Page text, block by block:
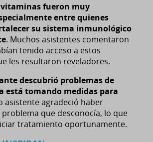
vitaminas fueron muy
entre quienes
su sistema inmunológico
. Muchos asistentes comentaron
tenido acceso a estos
les resultaron reveladores.
descubrió problemas de
está tomando medidas para
asistente agradeció haber
que desconocía, lo que
tratamiento oportunamente.